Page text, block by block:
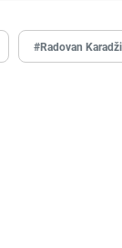
#Radovan